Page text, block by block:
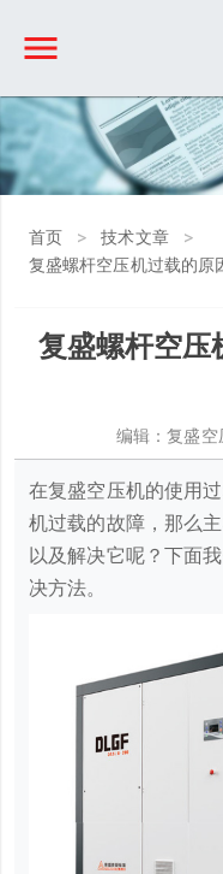
首页 > 技术文章 >
复盛螺杆空压机过载的原
复盛螺杆空压
编辑：复盛
在复盛空压机的使用
机过载的故障，那么
以及解决它呢？下面
决方法。